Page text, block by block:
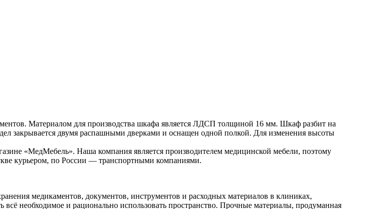
Материалом для производства шкафа является ЛДСП толщиной 16 мм. Шкаф разбит на
закрывается двумя распашными дверками и оснащен одной полкой. Для изменения высоты
«МедМебель». Наша компания является производителем медицинской мебели, поэтому
курьером, по России — транспортными компаниями.
медикаментов, документов, инструментов и расходных материалов в клиниках,
необходимое и рационально использовать пространство. Прочные материалы, продуманная